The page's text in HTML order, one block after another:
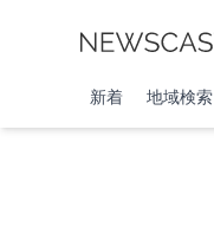
新着 地域検索